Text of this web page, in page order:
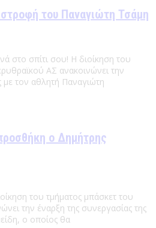
του Παναγιώτη Τσάμη
στο σπίτι σου! Η διοίκηση του
ΑΣ ανακοινώνει την
με τον αθλητή Παναγιώτη
ο Δημήτρης
του τμήματος μπάσκετ του
την έναρξη της συνεργασίας της
ο οποίος θα